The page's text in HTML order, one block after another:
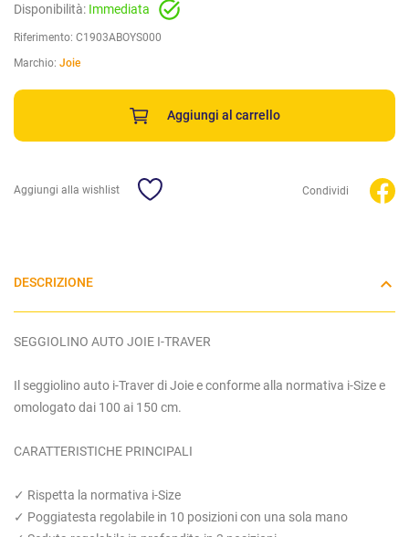
Disponibilità: Immediata
Riferimento: C1903ABOYS000
Marchio: Joie
Aggiungi al carrello
Aggiungi alla wishlist Condividi
DESCRIZIONE
SEGGIOLINO AUTO JOIE I-TRAVER
Il seggiolino auto i-Traver di Joie e conforme alla normativa i-Size e
omologato dai 100 ai 150 cm.
CARATTERISTICHE PRINCIPALI
✓ Rispetta la normativa i-Size
✓ Poggiatesta regolabile in 10 posizioni con una sola mano